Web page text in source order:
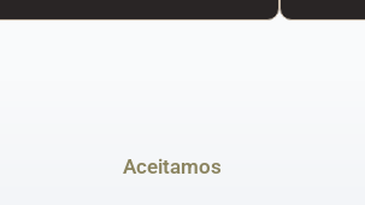
Aceitamos